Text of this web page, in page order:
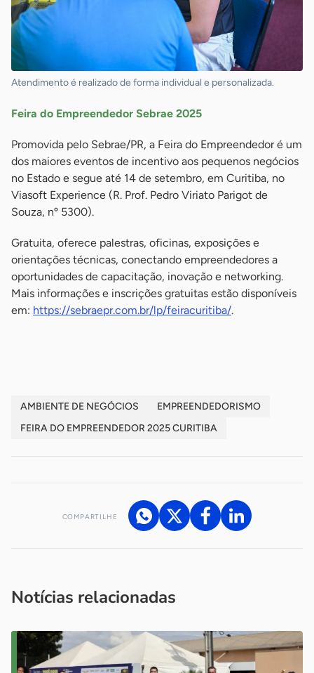
Atendimento é realizado de forma individual e personalizada.
Feira do Empreendedor Sebrae 2025
Promovida pelo Sebrae/PR, a Feira do Empreendedor é um
dos maiores eventos de incentivo aos pequenos negócios
no Estado e segue até 14 de setembro, em Curitiba, no
Viasoft Experience (R. Prof. Pedro Viriato Parigot de
Souza, nº 5300).
Gratuita, oferece palestras, oficinas, exposições e
orientações técnicas, conectando empreendedores a
oportunidades de capacitação, inovação e networking.
Mais informações e inscrições gratuitas estão disponíveis
em: https://sebraepr.com.br/lp/feiracuritiba/.
AMBIENTE DE NEGÓCIOS
EMPREENDEDORISMO
FEIRA DO EMPREENDEDOR 2025 CURITIBA
COMPARTILHE
Notícias relacionadas